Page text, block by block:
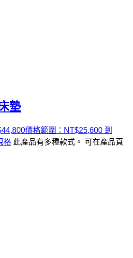
墊
44,800價格範圍：NT$25,600 到
格 此產品有多種款式。 可在產品頁